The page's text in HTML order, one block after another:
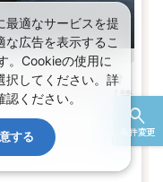
条件変更
ンakatabi1,000円分
（クリスタル）【禁
和室 バス
最適なサービスを提
広告を表示するこ
。Cookieの使用に
択してください。詳
認ください。
する